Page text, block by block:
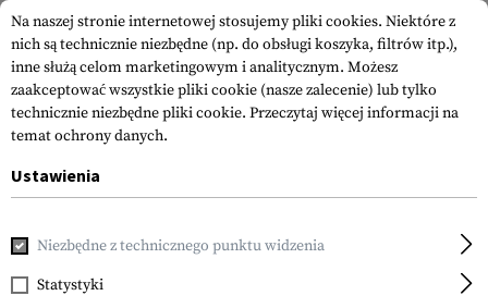
Warrior
Pathfinder Chest Rig
Na naszej stronie internetowej stosujemy pliki cookies. Niektóre z
nich są technicznie niezbędne (np. do obsługi koszyka, filtrów itp.),
inne służą celom marketingowym i analitycznym. Możesz
zaakceptować wszystkie pliki cookie (nasze zalecenie) lub tylko
technicznie niezbędne pliki cookie. Przeczytaj więcej informacji na
temat ochrony danych.
Ustawienia
Niezbędne z technicznego punktu widzenia
Statystyki